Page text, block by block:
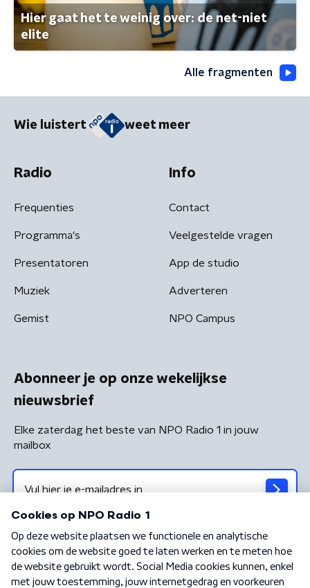
Hier gaat het te weinig over: de net-niet
elite
Alle fragmenten
Wie luistert weet meer
Radio
Frequenties
Programma's
Presentatoren
Muziek
Gemist
Info
Contact
Veelgestelde vragen
App de studio
Adverteren
NPO Campus
Abonneer je op onze wekelijkse
nieuwsbrief
Elke zaterdag het beste van NPO Radio 1 in jouw
mailbox
Algemene voorwaarden Privacybeleid